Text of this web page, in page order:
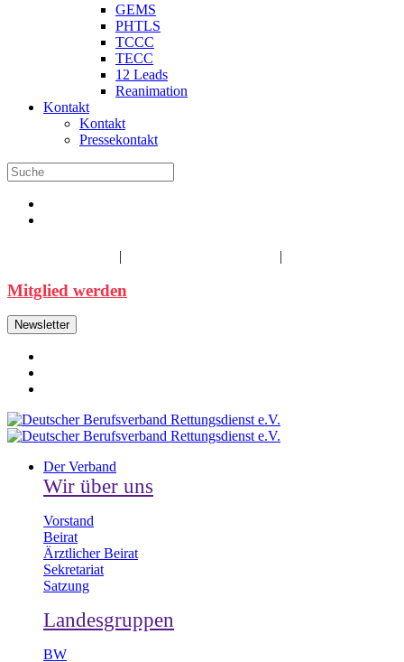
GEMS
PHTLS
TCCC
TECC
12 Leads
Reanimation
Kontakt
Kontakt
Pressekontakt
| |
Mitglied werden
Newsletter
Der Verband
Wir über uns
Vorstand
Beirat
Ärztlicher Beirat
Sekretariat
Satzung
Landesgruppen
BW